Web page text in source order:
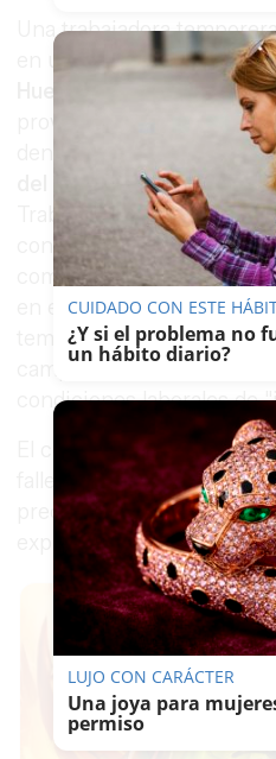
Una trabajadora
en una explotación
a consecuencia
provocado por las altas
denunciado
del Sector Agrícola
de
Trabajo (UMT). La
conocer el caso este
comunicado publicado en
en el que reclama una
temporeras marroquíes
campos de fresas
condiciones laborales de
El comité indicó haber
fallecimiento el pasado
precisar la fecha exacta ni
explotación afectada.
CUIDADO CON ESTE
¿Y si el problema no
un hábito diario?
LUJO CON CARÁCTER
Una joya para
permiso